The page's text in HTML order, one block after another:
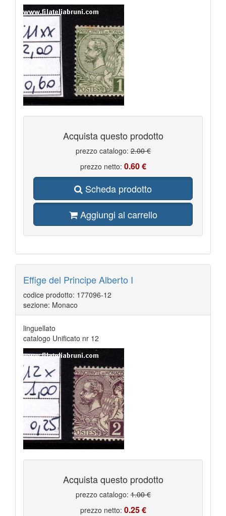
80
VARIETà 108
VATICANO 2017
VATICANO 2021 21
VATICANO 2022 25
VATICANO 2023 6
VATICANO BENEDETTO XVI 2005 2013 130
VATICANO BUSTE PRIMO GIORNO 3
VATICANO GIOVANNI PAOLO I II 1978 2005
VATICANO PACCHI POSTALI 3
VATICANO PAOLO VI 1963 1978 81
VATICANO PIO XI 1929 1938 17
VATICANO PIO XII 1939 1958 48
VATICANO POSTA AEREA 13
Acquista questo prodotto
prezzo catalogo:2.00 €
prezzo netto: 0.60 €
Scheda prodotto
Aggiungi al carrello
Effige del Principe Alberto I
codice prodotto: 177096-12
sezione: Monaco
linguellato
catalogo Unificato nr 12
Acquista questo prodotto
prezzo catalogo:1.00 €
prezzo netto: 0.25 €